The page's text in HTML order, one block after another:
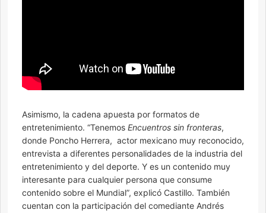
Asimismo, la cadena apuesta por formatos de
entretenimiento. “Tenemos Encuentros sin fronteras,
donde Poncho Herrera, actor mexicano muy reconocido,
entrevista a diferentes personalidades de la industria del
entretenimiento y del deporte. Y es un contenido muy
interesante para cualquier persona que consume
contenido sobre el Mundial”, explicó Castillo. También
cuentan con la participación del comediante Andrés